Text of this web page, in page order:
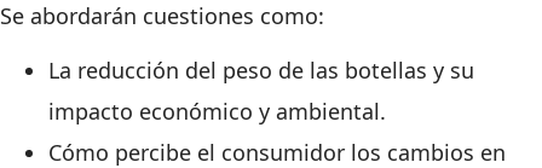
Se abordarán cuestiones como:
La reducción del peso de las botellas y su
impacto económico y ambiental.
Cómo percibe el consumidor los cambios en